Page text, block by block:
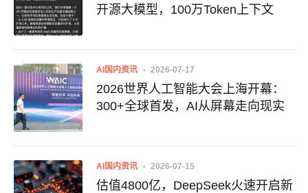
开源大模型，100万Token上下文
AI国内资讯 2026-07-17
2026世界人工智能大会上海开幕：
300+全球首发，AI从屏幕走向现实
AI国内资讯 2026-07-15
估值4800亿，DeepSeek火速开启新